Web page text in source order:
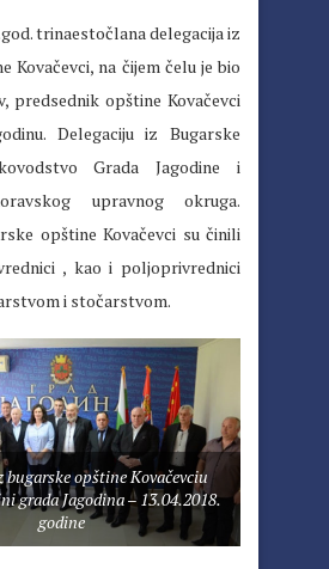
trinaestočlana delegacija iz
Kovačevci, na čijem čelu je bio
predsednik opštine Kovačevci
Delegaciju iz Bugarske
Grada Jagodine i
upravnog okruga.
opštine Kovačevci su činili
, kao i poljoprivrednici
i stočarstvom.
bugarske opštine Kovačevciu
grada Jagodina – 13.04.2018.
godine